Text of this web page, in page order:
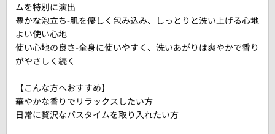
ムを特別に演出
豊かな泡立ち-肌を優しく包み込み、しっとりと洗い上げる心地
よい使い心地
使い心地の良さ-全身に使いやすく、洗いあがりは爽やかで香り
がやさしく続く
【こんな方へおすすめ】
華やかな香りでリラックスしたい方
日常に贅沢なバスタイムを取り入れたい方